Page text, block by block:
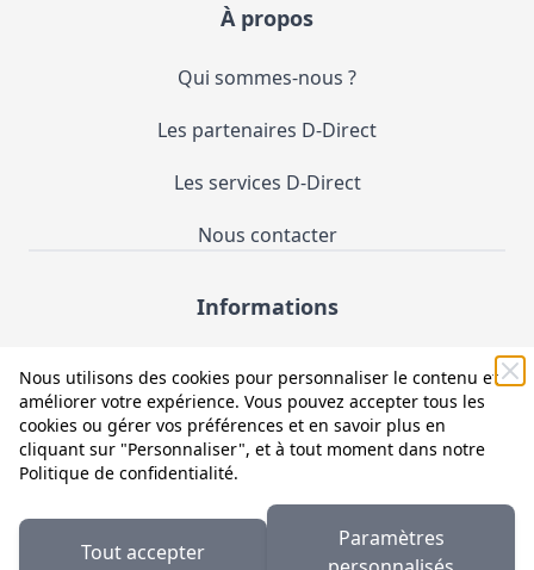
Nous utilisons des cookies pour personnaliser le contenu et
améliorer votre expérience. Vous pouvez accepter tous les
cookies ou gérer vos préférences et en savoir plus en
cliquant sur "Personnaliser", et à tout moment dans notre
Politique de confidentialité.
Tout accepter
Paramètres
À propos
Qui sommes-nous ?
Les partenaires D-Direct
Les services D-Direct
Nous contacter
Informations
Demande de catalogue
Mentions légales et CGV
Conditions générales d'utilisation (CGU)
Politique de confidentialité
Facebook
LinkedIn